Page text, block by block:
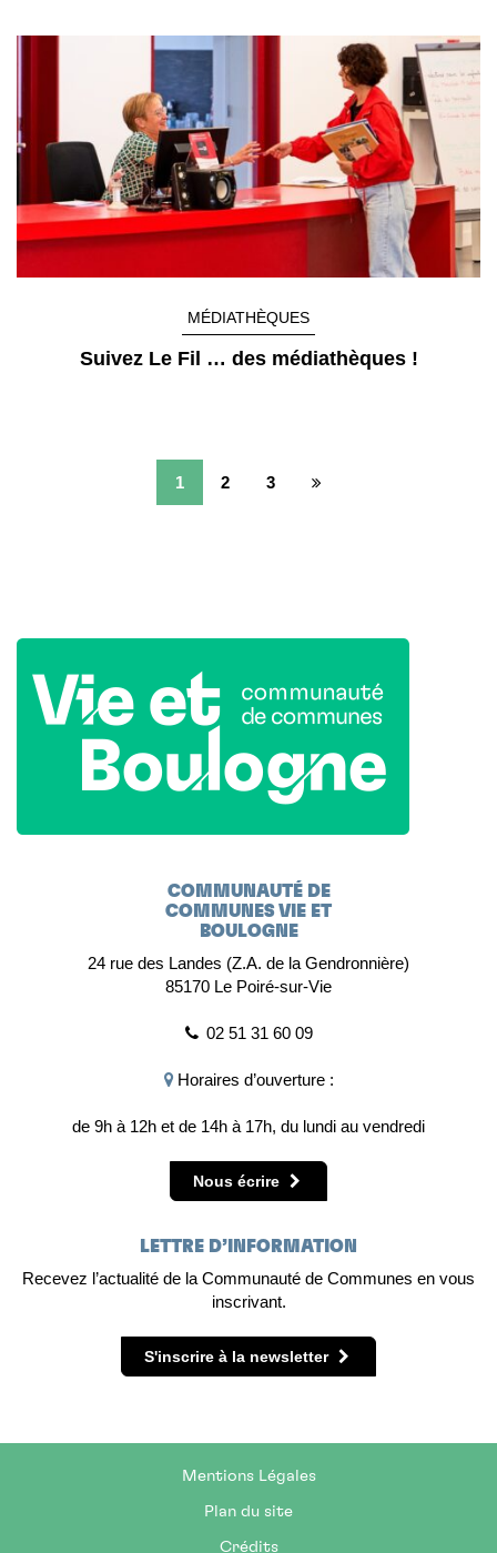
MÉDIATHÈQUES
Suivez Le Fil … des médiathèques !
1 2 3
COMMUNAUTÉ DE
COMMUNES VIE ET
BOULOGNE
24 rue des Landes (Z.A. de la Gendronnière)
85170 Le Poiré-sur-Vie
02 51 31 60 09
Horaires d’ouverture :
de 9h à 12h et de 14h à 17h, du lundi au vendredi
Nous écrire
LETTRE D’INFORMATION
Recevez l’actualité de la Communauté de Communes en vous
inscrivant.
S'inscrire à la newsletter
Mentions Légales
Plan du site
Crédits